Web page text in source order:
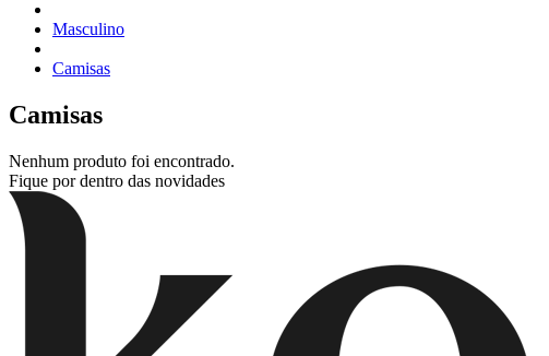
Masculino
Camisas
Camisas
Nenhum produto foi encontrado.
Fique por dentro das novidades